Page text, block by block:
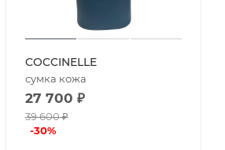
COCCINELLE
сумка кожа
27 700 ₽
39 600₽
-30%